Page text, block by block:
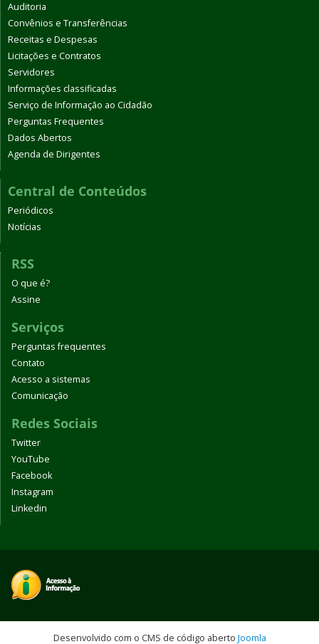
Auditoria
Convênios e Transferências
Receitas e Despesas
Licitações e Contratos
Servidores
Informações classificadas
Serviço de Informação ao Cidadão
Perguntas Frequentes
Dados Abertos
Agenda de Dirigentes
Central de Conteúdos
Periódicos
Notícias
RSS
O que é?
Assine
Serviços
Perguntas frequentes
Contato
Acesso a sistemas
Comunicação
Redes Sociais
Twitter
YouTube
Facebook
Instagram
Linkedin
Desenvolvido com o CMS de código aberto Joomla